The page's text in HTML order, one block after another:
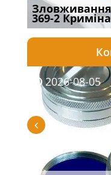
369-2
2026-08-05